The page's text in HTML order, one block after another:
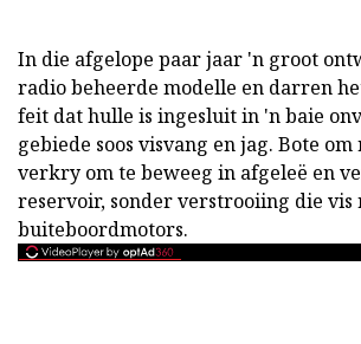
In die afgelope paar jaar 'n groot
radio beheerde modelle en darren
feit dat hulle is ingesluit in 'n baie
gebiede soos visvang en jag. Bote om
verkry om te beweeg in afgeleë en
reservoir, sonder verstrooiing die vis
buiteboordmotors.